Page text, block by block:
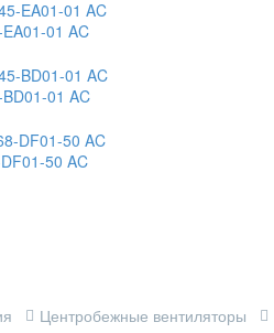
01 AC
01 AC
50 AC
Центробежные вентиляторы